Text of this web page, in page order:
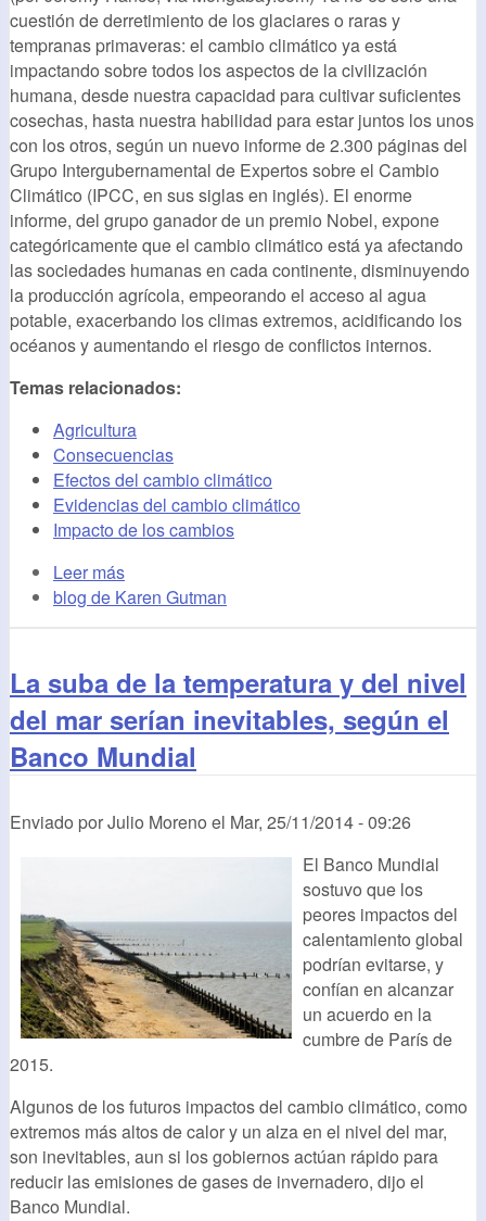
cuestión de derretimiento de los glaciares o raras y
tempranas primaveras: el cambio climático ya está
impactando sobre todos los aspectos de la civilización
humana, desde nuestra capacidad para cultivar suficientes
cosechas, hasta nuestra habilidad para estar juntos los unos
con los otros, según un nuevo informe de 2.300 páginas del
Grupo Intergubernamental de Expertos sobre el Cambio
Climático (IPCC, en sus siglas en inglés). El enorme
informe, del grupo ganador de un premio Nobel, expone
categóricamente que el cambio climático está ya afectando
las sociedades humanas en cada continente, disminuyendo
la producción agrícola, empeorando el acceso al agua
potable, exacerbando los climas extremos, acidificando los
océanos y aumentando el riesgo de conflictos internos.
Temas relacionados:
Agricultura
Consecuencias
Efectos del cambio climático
Evidencias del cambio climático
Impacto de los cambios
Leer más
blog de Karen Gutman
La suba de la temperatura y del nivel
del mar serían inevitables, según el
Banco Mundial
Enviado porJulio Moreno el Mar, 25/11/2014 - 09:26
El Banco Mundial
sostuvo que los
peores impactos del
calentamiento global
podrían evitarse, y
confían en alcanzar
un acuerdo en la
cumbre de París de
2015.
Algunos de los futuros impactos del cambio climático, como
extremos más altos de calor y un alza en el nivel del mar,
son inevitables, aun si los gobiernos actúan rápido para
reducir las emisiones de gases de invernadero, dijo el
Banco Mundial.